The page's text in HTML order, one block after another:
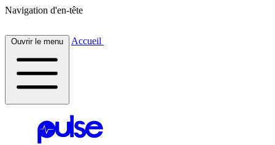
Navigation d'en-tête
Ouvrir le menu Accueil